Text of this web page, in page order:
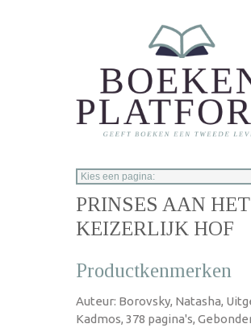
PRINSES AAN HET
KEIZERLIJK HOF
Productkenmerken
Auteur: Borovsky, Natasha,
Kadmos, 378 pagina's,